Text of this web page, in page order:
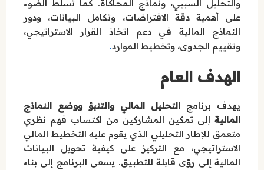
والتحليل السببي، ونماذج المحاكاة. كما تُسلّط الضوء
على أهمية دقة الافتراضات، وتكامل البيانات، ودور
النماذج المالية في دعم اتخاذ القرار الاستراتيجي،
وتقييم الجدوى، وتخطيط الموارد.
الهدف العام
يهدف برنامج التحليل المالي والتنبؤ ووضع النماذج
المالية إلى تمكين المشاركين من اكتساب فهم نظري
متعمق للإطار التحليلي الذي يقوم عليه التخطيط المالي
الاستراتيجي، مع التركيز على كيفية تحويل البيانات
المالية إلى رؤى قابلة للتطبيق. يسعى البرنامج إلى بناء